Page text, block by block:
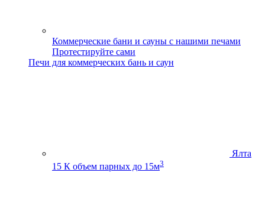
Коммерческие бани и сауны с нашими печами
Протестируйте сами
Печи для коммерческих бань и саун
Ялта
15 К объем парных до 15м3